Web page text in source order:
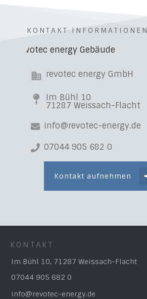
KONTAKT INFORMATIONEN
revotec energy GmbH
Im Bühl 10
71287 Weissach-Flacht
info@revotec-energy.de
07044 905 682 0
Kontakt aufnehmen
KONTAKT
Im Bühl 10, 71287 Weissach-Flacht
07044 905 682 0
info@revotec-energy.de